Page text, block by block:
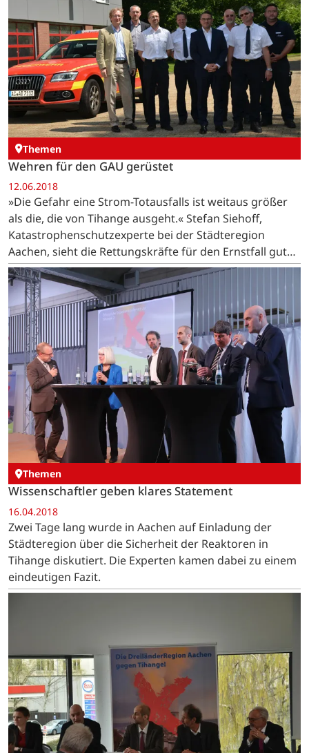
Themen
Wehren für den GAU gerüstet
12.06.2018
»Die Gefahr eine Strom-Totausfalls ist weitaus größer
als die, die von Tihange ausgeht.« Stefan Siehoff,
Katastrophenschutzexperte bei der Städteregion
Aachen, sieht die Rettungskräfte für den Ernstfall gut
aufgestellt.
Themen
Wissenschaftler geben klares Statement
16.04.2018
Zwei Tage lang wurde in Aachen auf Einladung der
Städteregion über die Sicherheit der Reaktoren in
Tihange diskutiert. Die Experten kamen dabei zu einem
eindeutigen Fazit.